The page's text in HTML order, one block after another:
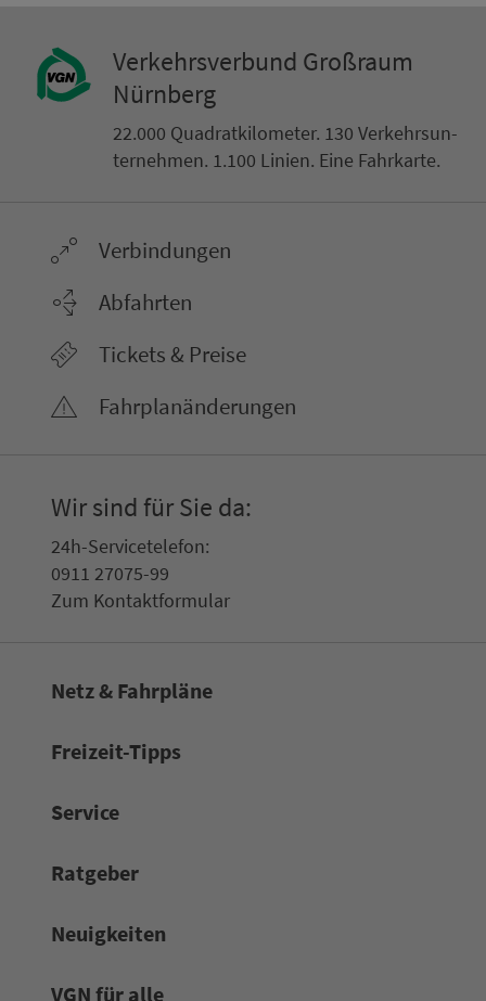
Ver­kehrs­ver­bund Groß­raum
Nürn­berg
22.000 Qua­drat­ki­lo­me­ter. 130 Ver­kehrs­un­
ter­neh­men. 1.100 Linien. Eine Fahr­kar­te.
Ver­bin­dungen
Abfahrten
Tickets & Preise
Fahr­plan­ände­rungen
Wir sind für Sie da:
24h-Ser­vice­te­le­fon:
0911 27075-99
Zum Kon­taktformular
Netz & Fahrpläne
Frei­zeit-Tipps
Service
Rat­ge­ber
Neuigkeiten
VGN für alle